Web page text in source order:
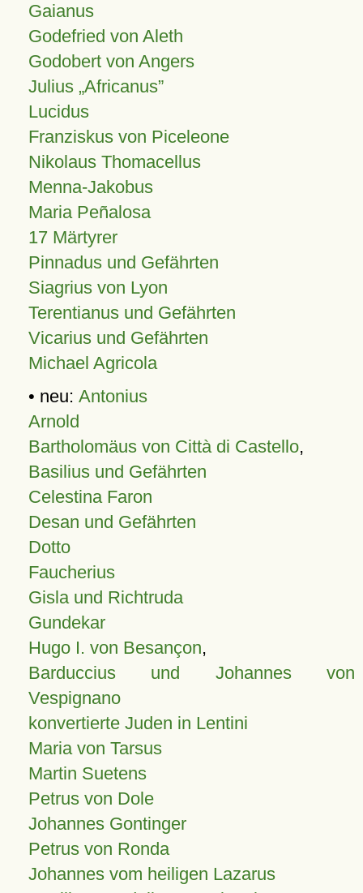
Gaianus
Godefried von Aleth
Godobert von Angers
Julius Africanus
Lucidus
Franziskus von Piceleone
Nikolaus Thomacellus
Menna-Jakobus
Maria Peñalosa
17 Märtyrer
Pinnadus und Gefährten
Siagrius von Lyon
Terentianus und Gefährten
Vicarius und Gefährten
Michael Agricola
• neu: Antonius
Arnold
Bartholomäus von Città di Castello,
Basilius und Gefährten
Celestina Faron
Desan und Gefährten
Dotto
Faucherius
Gisla und Richtruda
Gundekar
Hugo I. von Besançon,
Barduccius und Johannes von
Vespignano
konvertierte Juden in Lentini
Maria von Tarsus
Martin Suetens
Petrus von Dole
Johannes Gontinger
Petrus von Ronda
Johannes vom heiligen Lazarus